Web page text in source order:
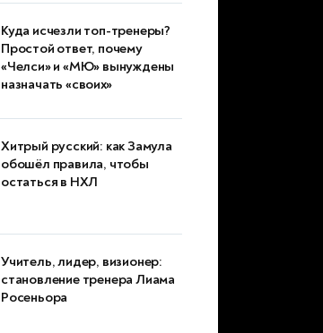
Куда исчезли топ-тренеры?
Простой ответ, почему
«Челси» и «МЮ» вынуждены
назначать «своих»
Хитрый русский: как Замула
обошёл правила, чтобы
остаться в НХЛ
Учитель, лидер, визионер:
становление тренера Лиама
Росеньора